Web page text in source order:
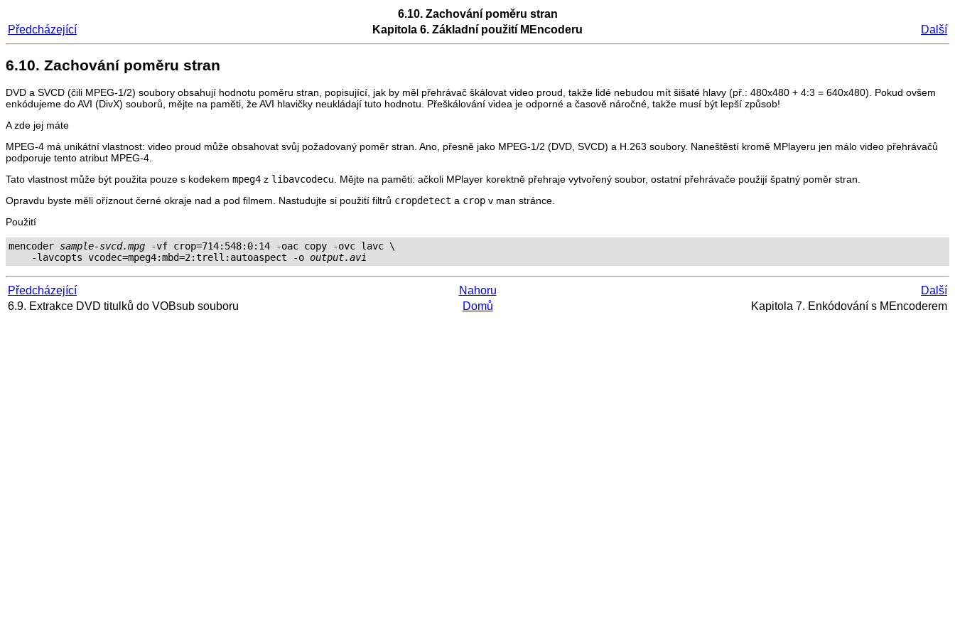
6.10. Zachování poměru stran
Předcházející
Kapitola 6. Základní použití MEncoderu Další
6.10. Zachování poměru stran
DVD a SVCD (čili MPEG-1/2) soubory obsahují hodnotu poměru stran, popisující, jak by měl přehrávač škálovat video proud, takže lidé nebudou mít šišaté hlavy (př.: 480x480 + 4:3 = 640x480). Pokud ovšem
enkódujeme do AVI (DivX) souborů, mějte na paměti, že AVI hlavičky neukládají tuto hodnotu. Přeškálování videa je odporné a časově náročné, takže musí být lepší způsob!
A zde jej máte
MPEG-4 má unikátní vlastnost: video proud může obsahovat svůj požadovaný poměr stran. Ano, přesně jako MPEG-1/2 (DVD, SVCD) a H.263 soubory. Naneštěstí kromě MPlayeru jen málo video přehrávačů
podporuje tento atribut MPEG-4.
Tato vlastnost může být použita pouze s kodekem mpeg4 z libavcodecu. Mějte na paměti: ačkoli MPlayer korektně přehraje vytvořený soubor, ostatní přehrávače použijí špatný poměr stran.
Opravdu byste měli oříznout černé okraje nad a pod filmem. Nastudujte si použití filtrů cropdetect a crop v man stránce.
Použití
mencoder sample-svcd.mpg -vf crop=714:548:0:14 -oac copy -ovc lavc \
    -lavcopts vcodec=mpeg4:mbd=2:trell:autoaspect -o
output.avi
Předcházející Nahoru
Další
6.9. Extrakce DVD titulků do VOBsub souboru
Domů Kapitola 7. Enkódování s MEncoderem